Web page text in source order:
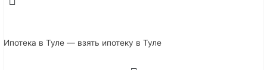
Ипотека в Туле — взять ипотеку в Туле